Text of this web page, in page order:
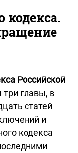
кодекса.
Российской
три главы, в
статей
и
кодекса